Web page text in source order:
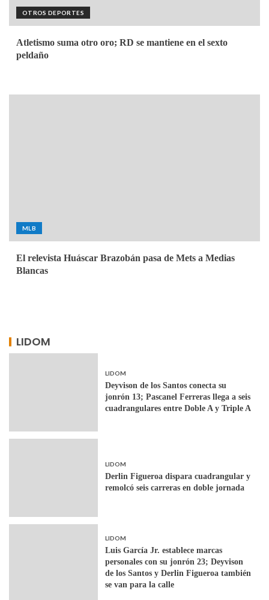
OTROS DEPORTES
Atletismo suma otro oro; RD se mantiene en el sexto
peldaño
MLB
El relevista Huáscar Brazobán pasa de Mets a Medias
Blancas
LIDOM
LIDOM
Deyvison de los Santos conecta su
jonrón 13; Pascanel Ferreras llega a seis
cuadrangulares entre Doble A y Triple A
LIDOM
Derlin Figueroa dispara cuadrangular y
remolcó seis carreras en doble jornada
LIDOM
Luis García Jr. establece marcas
personales con su jonrón 23; Deyvison
de los Santos y Derlin Figueroa también
se van para la calle